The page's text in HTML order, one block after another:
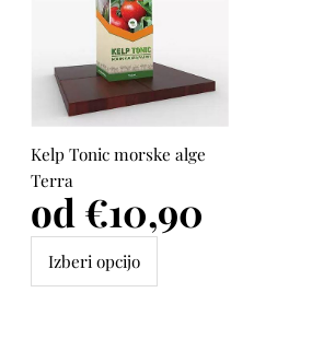
Kelp Tonic morske alge
Terra
Cena
od €10,90
Izberi opcijo